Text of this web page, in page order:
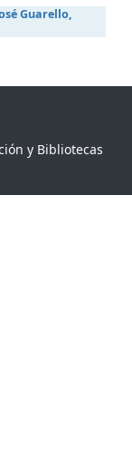
Guarello,
y Bibliotecas